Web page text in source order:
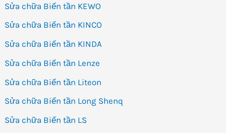
Sửa chữa Biến tần KEWO
Sửa chữa Biến tần KINCO
Sửa chữa Biến tần KINDA
Sửa chữa Biến tần Lenze
Sửa chữa Biến tần Liteon
Sửa chữa Biến tần Long Shenq
Sửa chữa Biến tần LS